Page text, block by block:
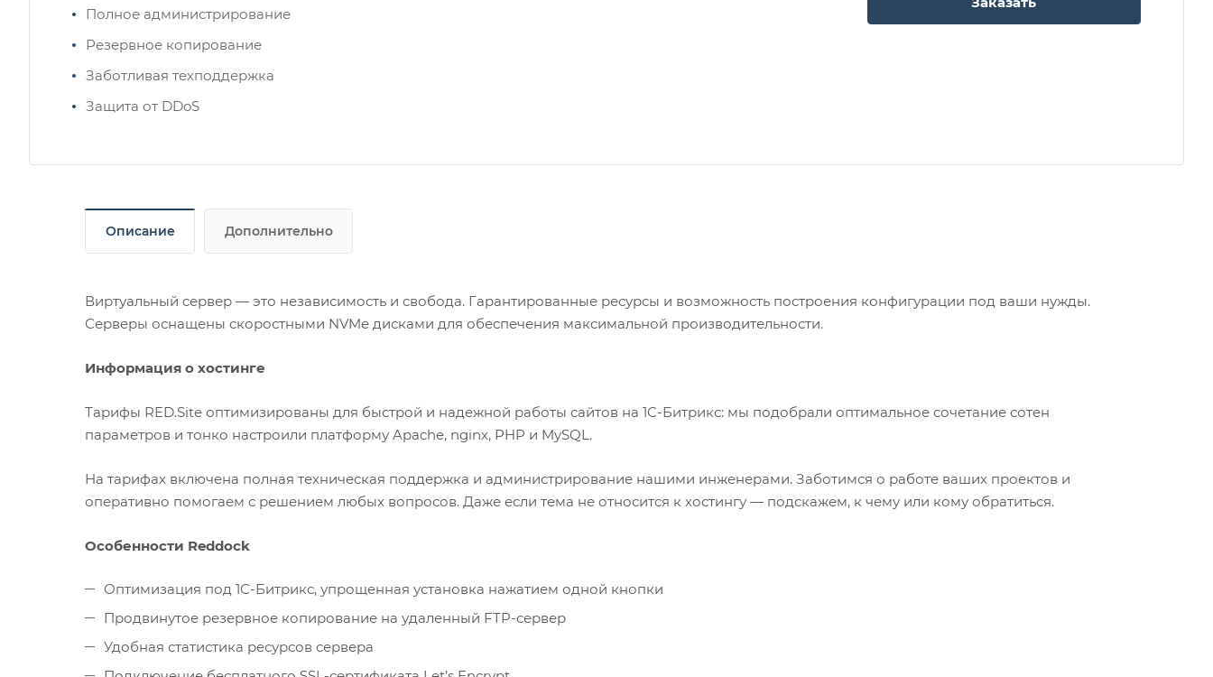
Полное администрирование
Резервное копирование
Заботливая техподдержка
Защита от DDoS
Описание Дополнительно
Виртуальный сервер — это независимость и свобода. Гарантированные ресурсы и возможность построения конфигурации под ваши нужды.
Серверы оснащены скоростными NVMe дисками для обеспечения максимальной производительности.
Информация о хостинге
Тарифы RED.Site оптимизированы для быстрой и надежной работы сайтов на 1С-Битрикс: мы подобрали оптимальное сочетание сотен
параметров и тонко настроили платформу Apache, nginx, PHP и MySQL.
На тарифах включена полная техническая поддержка и администрирование нашими инженерами. Заботимся о работе ваших проектов и
оперативно помогаем с решением любых вопросов. Даже если тема не относится к хостингу — подскажем, к чему или кому обратиться.
Особенности Reddock
Оптимизация под 1С-Битрикс, упрощенная установка нажатием одной кнопки
Продвинутое резервное копирование на удаленный FTP-сервер
Удобная статистика ресурсов сервера